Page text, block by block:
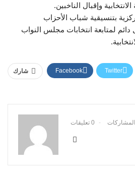
وإقبال الناخبين.
بتنسيقية شباب الأحزاب
دائم لمتابعة انتخابات مجلس النواب
شارك Facebook Twitter
0 تعليقات